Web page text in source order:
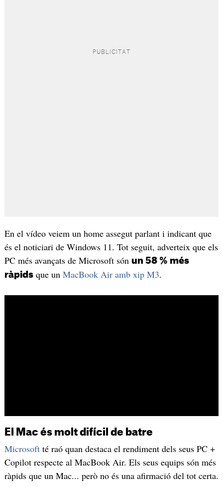
En el vídeo veiem un home assegut parlant i indicant que
és el noticiari de Windows 11. Tot seguit, adverteix que els
PC més avançats de Microsoft són un 58 % més
ràpidsque un MacBook Air amb xip M3.
El Mac és molt difícil de batre
Microsoftté raó quan destaca el rendiment dels seus PC +
Copilot respecte al MacBook Air. Els seus equips són més
ràpids que un Mac... però no és una afirmació del tot certa.